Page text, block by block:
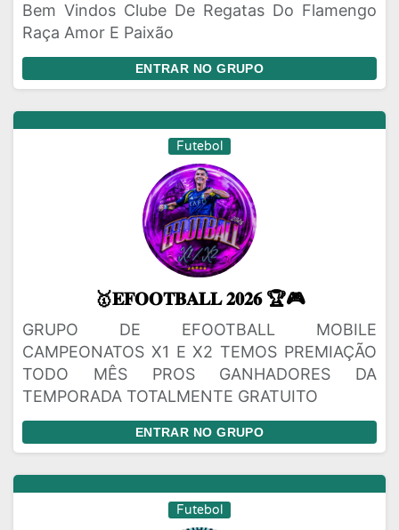
Bem Vindos Clube De Regatas Do Flamengo
Raça Amor E Paixão
ENTRAR NO GRUPO
Futebol
🥇𝐄𝐅𝐎𝐎𝐓𝐁𝐀𝐋𝐋 𝟐𝟎𝟐𝟔 🏆🎮
GRUPO DE EFOOTBALL MOBILE
CAMPEONATOS X1 E X2 TEMOS PREMIAÇÃO
TODO MÊS PROS GANHADORES DA
TEMPORADA TOTALMENTE GRATUITO
ENTRAR NO GRUPO
Futebol